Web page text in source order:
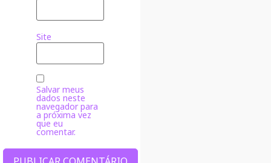
Site
Salvar meus
dados neste
navegador para
a próxima vez
que eu
comentar.